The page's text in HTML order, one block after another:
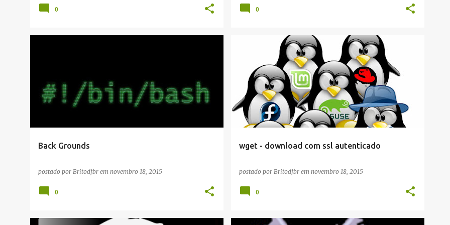
0 0
Back Grounds
postado por Britodfbr em novembro 18, 2015
0
wget - download com ssl autenticado
postado por Britodfbr em novembro 18, 2015
ARTIGOS/CONFIGURAÇÕES/TUTORIAIS LINUX
0